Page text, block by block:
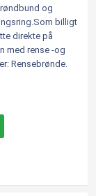
og
billigt
direkte på
med rense -og
Rensebrønde.